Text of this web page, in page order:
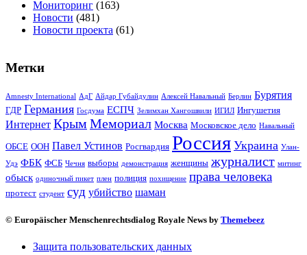
Мониторинг (163)
Новости (481)
Новости проекта (61)
Метки
Amnesty International АдГ Айдар Губайдулин Алексей Навальный Берлин Бурятия
ГДР Германия Госдума ЕСПЧ Зелимхан Хангошвили ИГИЛ Ингушетия
Интернет Крым Мемориал Москва Московское дело Навальный
ОБСЕ ООН Павел Устинов Росгвардия Россия Украина Улан-
Удэ ФБК ФСБ Чечня выборы демонстрация женщины журналист митинг
обыск одиночный пикет плен полиция похищение права человека
протест студент суд убийство шаман
© Europäischer Menschenrechtsdialog Royale News by Themebeez
Защита пользовательских данных